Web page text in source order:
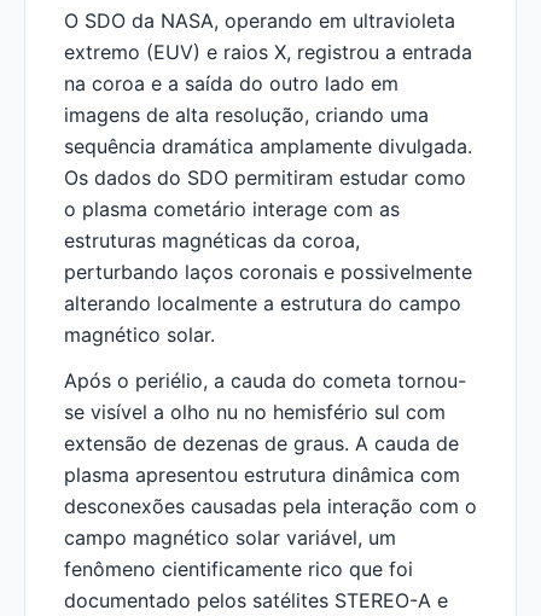
O SDO da NASA, operando em ultravioleta
extremo (EUV) e raios X, registrou a entrada
na coroa e a saída do outro lado em
imagens de alta resolução, criando uma
sequência dramática amplamente divulgada.
Os dados do SDO permitiram estudar como
o plasma cometário interage com as
estruturas magnéticas da coroa,
perturbando laços coronais e possivelmente
alterando localmente a estrutura do campo
magnético solar.
Após o periélio, a cauda do cometa tornou-
se visível a olho nu no hemisfério sul com
extensão de dezenas de graus. A cauda de
plasma apresentou estrutura dinâmica com
desconexões causadas pela interação com o
campo magnético solar variável, um
fenômeno cientificamente rico que foi
documentado pelos satélites STEREO-A e